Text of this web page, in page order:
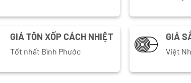
GIÁ TÔN XỐP CÁCH NHIỆT
Tốt nhất Bình Phước
GIÁ
Việt